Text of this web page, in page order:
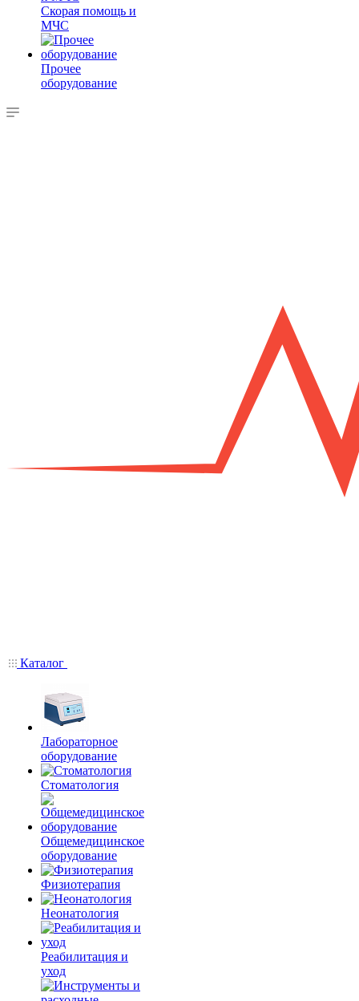
Скорая помощь и
МЧС
Прочее
оборудование
Каталог
Лабораторное
оборудование
Стоматология
Общемедицинское
оборудование
Физиотерапия
Неонатология
Реабилитация и
уход